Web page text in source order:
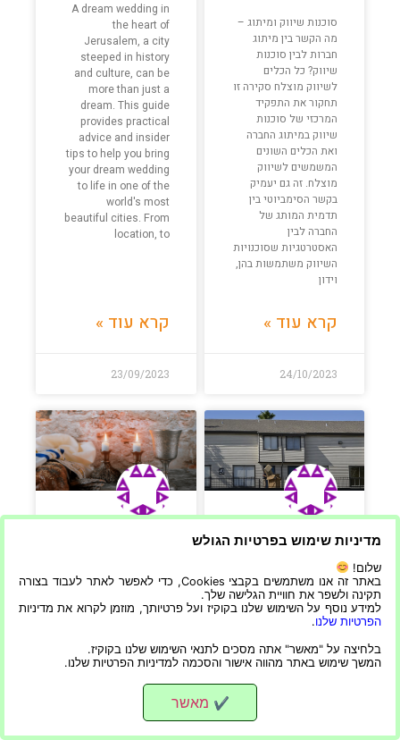
סוכנות שיווק ומיתוג –
מה הקשר בין מיתוג
חברות לבין סוכנות
שיווק? כל הכלים
לשיווק מוצלח סקירה זו
תחקור את התפקיד
המרכזי של סוכנות
שיווק במיתוג החברה
ואת הכלים השונים
המשמשים לשיווק
מוצלח. זה גם יעמיק
בקשר הסימביוטי בין
תדמית המותג של
החברה לבין
האסטרטגיות שסוכנויות
השיווק משתמשות בהן,
וידון
קרא עוד »
24/10/2023
A dream wedding in
the heart of
Jerusalem, a city
steeped in history
and culture, can be
more than just a
dream. This guide
provides practical
advice and insider
tips to help you bring
your dream wedding
to life in one of the
world's most
beautiful cities. From
location, to
קרא עוד »
23/09/2023
בקרת איכות – האם
יש השגחה ובקרת
איכות של עובד על
מכונת האריזה בזמן
העבודה של המכונה?
פוסט זה בבלוג מתעמק
בהיבט המכריע של
בקרת איכות ופיקוח על
מכונות אריזה. הוא בוחן
הדתי?
בדיור מוגן דתי מתן
היבט קריטי בשירותים.
פוסט זה בבלוג מתעמק
מדיניות שימוש בפרטיות הגולש
שלום!
באתר זה אנו משתמשים בקבצי Cookies, כדי לאפשר לאתר לעבוד בצורה
תקינה ולשפר את חוויית הגלישה שלך.
למידע נוסף על השימוש שלנו בקוקיז ועל פרטיותך, מוזמן לקרוא את מדיניות
הפרטיות שלנו.
בלחיצה על "מאשר" אתה מסכים לתנאי השימוש שלנו בקוקיז.
המשך שימוש באתר מהווה אישור והסכמה למדיניות הפרטיות שלנו.
✔ מאשר